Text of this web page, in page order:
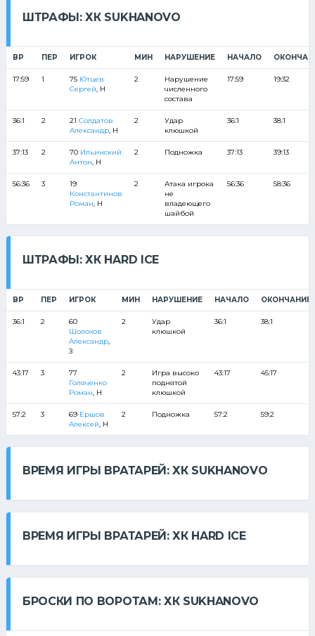
ШТРАФЫ: ХК SUKHANOVO
ВР ПЕР ИГРОК МИН НАРУШЕНИЕ НАЧАЛО
17:59 1 75 Ютцев
Сергей, Н
2
Нарушение
численного
состава
17:59 19:32
36:1 2 21 Солдатов
Александр, Н
2
Удар
клюшкой
36:1 38:1
37:13 2 70 Ильинский
Антон, Н
2 Подножка 37:13 39:13
56:36 3
19
Константинов
Роман, Н
2
Атака игрока
не
владеющего
шайбой
56:36 58:36
ШТРАФЫ: ХК HARD ICE
ВР ПЕР ИГРОК МИН НАРУШЕНИЕ НАЧАЛО ОКОНЧАНИЕ
36:1 2
60
Шолохов
Александр,
З
2
Удар
клюшкой
36:1 38:1
43:17 3
77
Голяченко
Роман, Н
2
Игра высоко
поднятой
клюшкой
43:17 45:17
57:2 3 69 Ершов
Алексей, Н
2 Подножка 57:2 59:2
ВРЕМЯ ИГРЫ ВРАТАРЕЙ: ХК SUKHANOVO
ВРЕМЯ ИГРЫ ВРАТАРЕЙ: ХК HARD ICE
БРОСКИ ПО ВОРОТАМ: ХК SUKHANOVO